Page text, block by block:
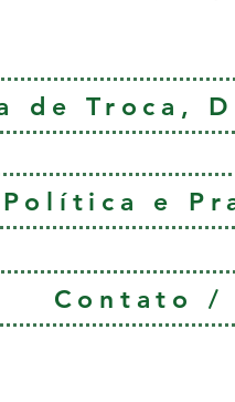
de Troca,
Política e
Contato /